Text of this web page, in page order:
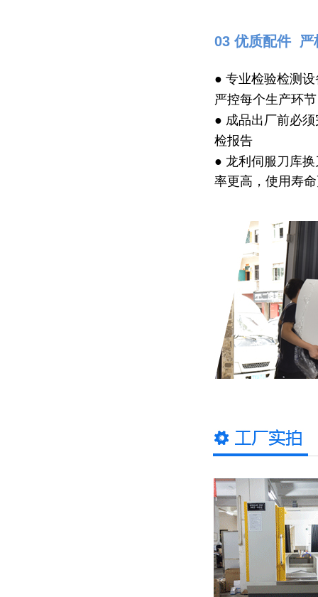
03 优质配件
● 专业检验检测
严控每个生产环节
● 成品出厂前必
检报告
● 龙利伺服刀库
率更高，使用寿